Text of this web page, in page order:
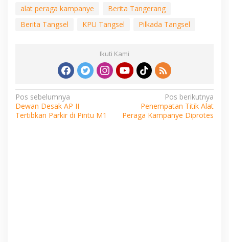
alat peraga kampanye
Berita Tangerang
Berita Tangsel
KPU Tangsel Pilkada Tangsel
Ikuti Kami
Navigasi
pos
Pos sebelumnya
Dewan Desak AP II
Tertibkan Parkir di Pintu M1
Pos berikutnya
Penempatan Titik Alat
Peraga Kampanye Diprotes